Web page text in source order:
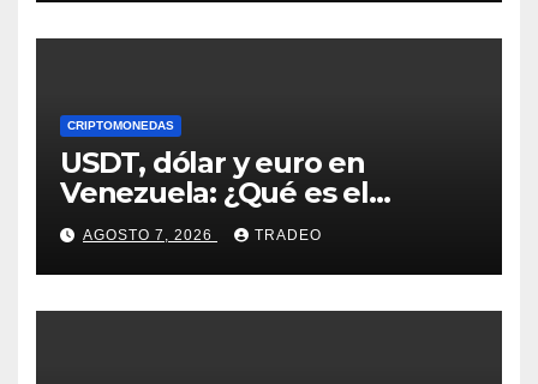
CRIPTOMONEDAS
USDT, dólar y euro en
Venezuela: ¿Qué es el
fenómeno “Rockets and
Feathers”?
AGOSTO 7, 2026 TRADEO